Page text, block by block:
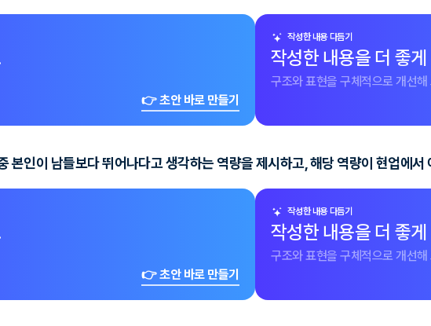
👉 초안 바로 만들기
작성한 내용 다듬기
작성한 내용을 더 좋
구조와 표현을 구체적으로 개선해
본인이 남들보다 뛰어나다고 생각하는 역량을 제시하고, 해당 역량이 현업에
👉 초안 바로 만들기
작성한 내용 다듬기
작성한 내용을 더 좋
구조와 표현을 구체적으로 개선해